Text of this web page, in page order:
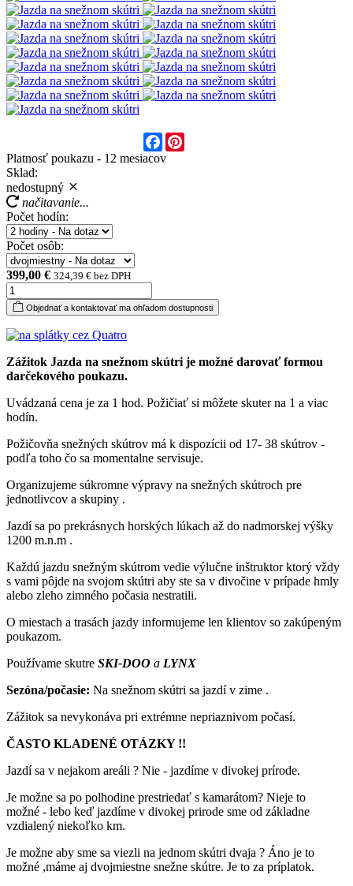
Facebook
Platnosť poukazu - 12 mesiacov
Sklad:
nedostupný
načitavanie...
Počet hodín:
Počet osôb:
399,00 € 324,39 € bez DPH
Objednať a kontaktovať ma ohľadom dostupnosti
Zážitok Jazda na snežnom skútri je možné darovať formou
darčekového poukazu.
Uvádzaná cena je za 1 hod. Požičiať si môžete skuter na 1 a viac
hodín.
Požičovňa snežných skútrov má k dispozícii od 17- 38 skútrov -
podľa toho čo sa momentalne servisuje.
Organizujeme súkromne výpravy na snežných skútroch pre
jednotlivcov a skupiny .
Jazdí sa po prekrásnych horských lúkach až do nadmorskej výšky
1200 m.n.m .
Každú jazdu snežným skútrom vedie výlučne inštruktor ktorý vždy
s vami pôjde na svojom skútri aby ste sa v divočine v prípade hmly
alebo zleho zimného počasia nestratili.
O miestach a trasách jazdy informujeme len klientov so zakúpeným
poukazom.
Používame skutre SKI-DOO a LYNX
Sezóna/počasie: Na snežnom skútri sa jazdí v zime .
Zážitok sa nevykonáva pri extrémne nepriaznivom počasí.
ČASTO KLADENÉ OTÁZKY !!
Jazdí sa v nejakom areáli ? Nie - jazdíme v divokej prírode.
Je možne sa po polhodine prestriedať s kamarátom? Nieje to
možné - lebo keď jazdíme v divokej prirode sme od základne
vzdialený niekoľko km.
Je možne aby sme sa viezli na jednom skútri dvaja ? Áno je to
možné ,máme aj dvojmiestne snežne skútre. Je to za príplatok.